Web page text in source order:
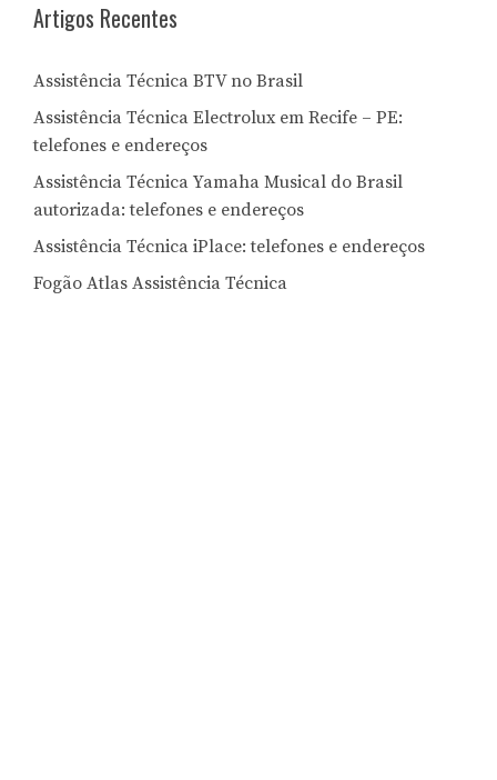
Artigos Recentes
Assistência Técnica BTV no Brasil
Assistência Técnica Electrolux em Recife – PE:
telefones e endereços
Assistência Técnica Yamaha Musical do Brasil
autorizada: telefones e endereços
Assistência Técnica iPlace: telefones e endereços
Fogão Atlas Assistência Técnica